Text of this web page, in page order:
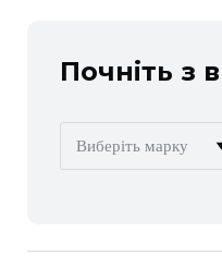
Почніть з
Виберіть марку